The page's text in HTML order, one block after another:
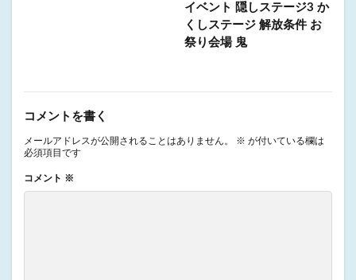
イベント 隠しステージ3 か
くしステージ 解放条件 お
祭り会場 鬼
コメントを書く
メールアドレスが公開されることはありません。 ※ が付いている欄は
必須項目です
コメント ※